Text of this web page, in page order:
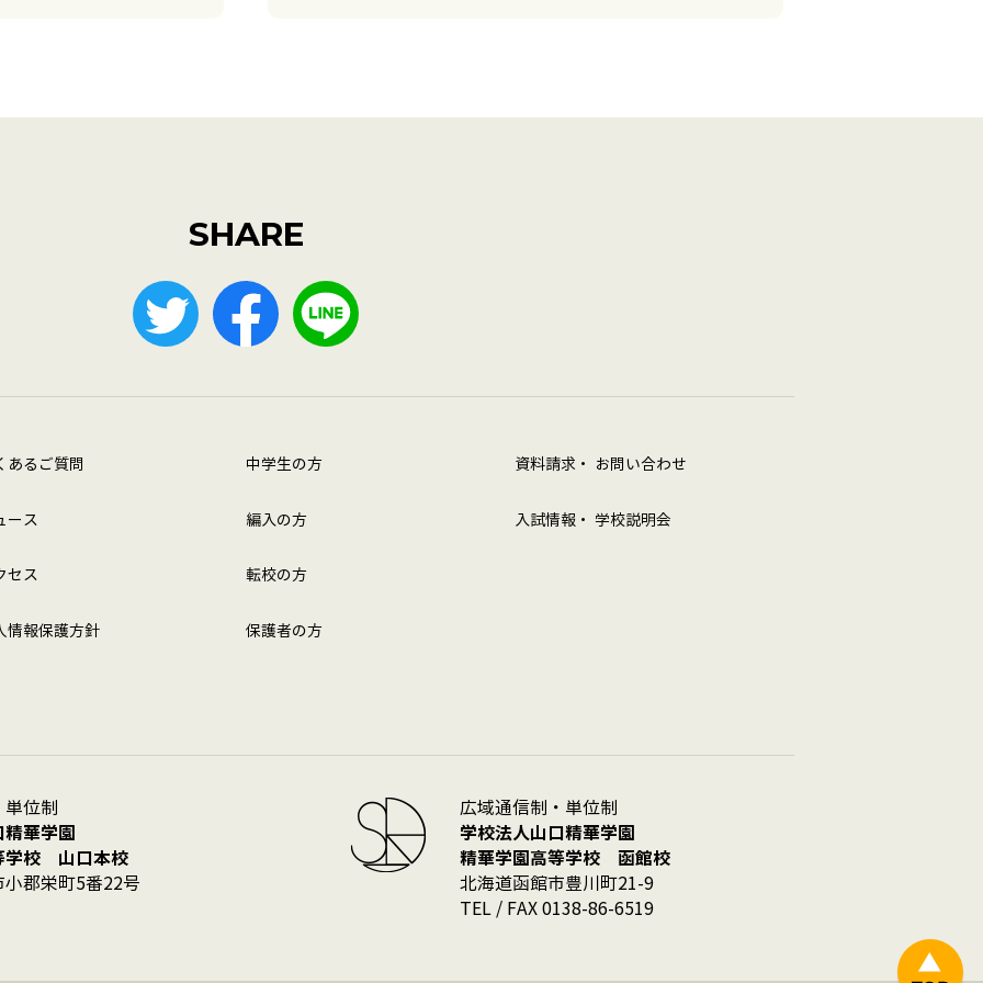
SHARE
あるご質問
ース
セス
情報保護方針
中学生の方
編入の方
転校の方
保護者の方
資料請求・ お問い合わせ
入試情報・ 学校説明会
単位制
華学園
学校 山口本校
小郡栄町5番22号
広域通信制・単位制
学校法人山口精華学園
精華学園高等学校 函館校
北海道函館市豊川町21-9
TEL / FAX 0138-86-6519